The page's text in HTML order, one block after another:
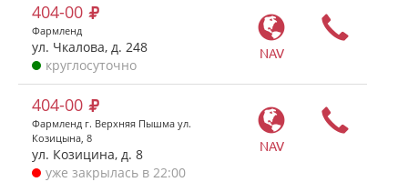
NAV
404-00
Фармленд
ул. Чкалова, д. 248
круглосуточно
NAV
404-00
Фармленд г. Верхняя Пышма ул.
Козицына, 8
ул. Козицина, д. 8
уже закрылась в 22:00